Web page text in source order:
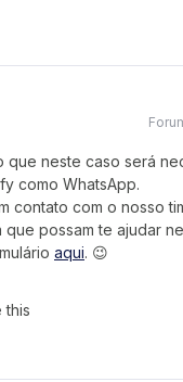
que neste caso será
como WhatsApp.
contato com o nosso
possam te ajudar
aqui. 😉
this